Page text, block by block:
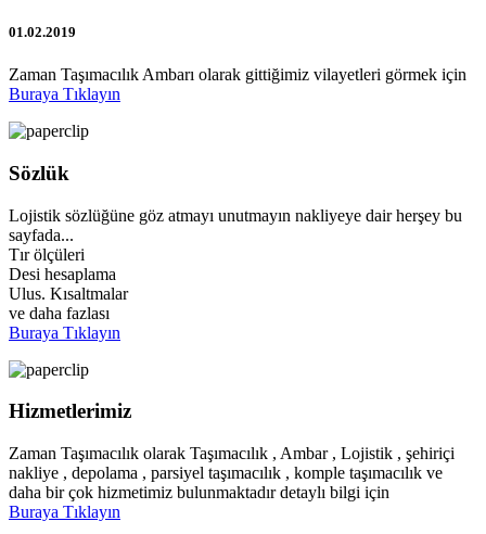
01.02.2019
Zaman Taşımacılık Ambarı olarak gittiğimiz vilayetleri görmek için
Buraya Tıklayın
Sözlük
Lojistik sözlüğüne göz atmayı unutmayın nakliyeye dair herşey bu
sayfada...
Tır ölçüleri
Desi hesaplama
Ulus. Kısaltmalar
ve daha fazlası
Buraya Tıklayın
Hizmetlerimiz
Zaman Taşımacılık olarak Taşımacılık , Ambar , Lojistik , şehiriçi
nakliye , depolama , parsiyel taşımacılık , komple taşımacılık ve
daha bir çok hizmetimiz bulunmaktadır detaylı bilgi için
Buraya Tıklayın